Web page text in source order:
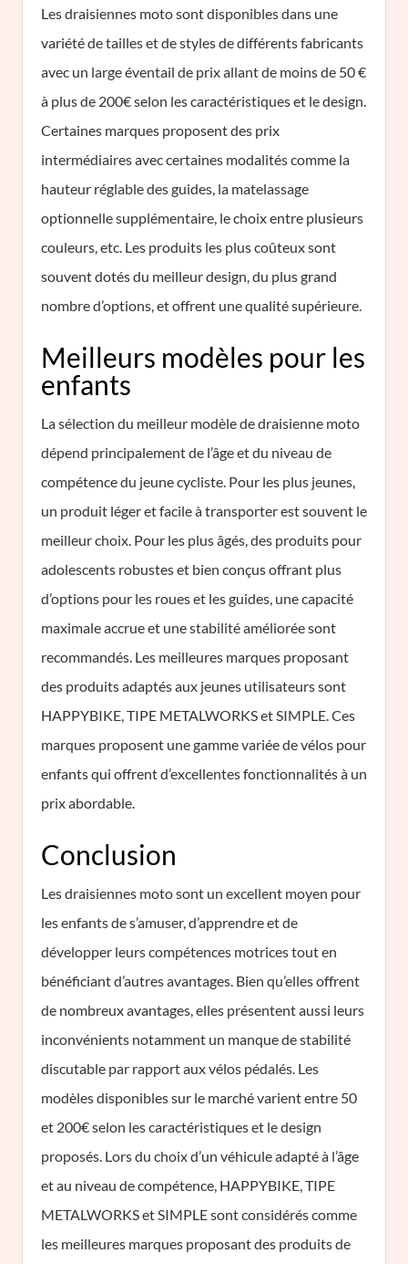
Les draisiennes moto sont disponibles dans une
variété de tailles et de styles de différents fabricants
avec un large éventail de prix allant de moins de 50 €
à plus de 200€ selon les caractéristiques et le design.
Certaines marques proposent des prix
intermédiaires avec certaines modalités comme la
hauteur réglable des guides, la matelassage
optionnelle supplémentaire, le choix entre plusieurs
couleurs, etc. Les produits les plus coûteux sont
souvent dotés du meilleur design, du plus grand
nombre d’options, et offrent une qualité supérieure.
Meilleurs modèles pour les
enfants
La sélection du meilleur modèle de draisienne moto
dépend principalement de l’âge et du niveau de
compétence du jeune cycliste. Pour les plus jeunes,
un produit léger et facile à transporter est souvent le
meilleur choix. Pour les plus âgés, des produits pour
adolescents robustes et bien conçus offrant plus
d’options pour les roues et les guides, une capacité
maximale accrue et une stabilité améliorée sont
recommandés. Les meilleures marques proposant
des produits adaptés aux jeunes utilisateurs sont
HAPPYBIKE, TIPE METALWORKS et SIMPLE. Ces
marques proposent une gamme variée de vélos pour
enfants qui offrent d’excellentes fonctionnalités à un
prix abordable.
Conclusion
Les draisiennes moto sont un excellent moyen pour
les enfants de s’amuser, d’apprendre et de
développer leurs compétences motrices tout en
bénéficiant d’autres avantages. Bien qu’elles offrent
de nombreux avantages, elles présentent aussi leurs
inconvénients notamment un manque de stabilité
discutable par rapport aux vélos pédalés. Les
modèles disponibles sur le marché varient entre 50
et 200€ selon les caractéristiques et le design
proposés. Lors du choix d’un véhicule adapté à l’âge
et au niveau de compétence, HAPPYBIKE, TIPE
METALWORKS et SIMPLE sont considérés comme
les meilleures marques proposant des produits de